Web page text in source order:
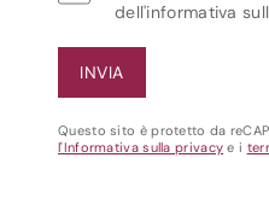
dell'informativa
Questo sito è protetto da
l'Informativa sulla privacy e i